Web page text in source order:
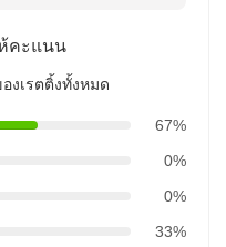
คะแนน
งเรตติ้งทั้งหมด
67%
0%
0%
33%